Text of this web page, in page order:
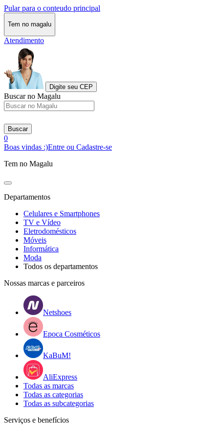
Pular para o conteudo principal
Tem no magalu
Atendimento
Digite seu CEP
Buscar no Magalu
Buscar
0
Boas vindas :)Entre ou Cadastre-se
Tem no Magalu
Departamentos
Celulares e Smartphones
TV e Vídeo
Eletrodomésticos
Móveis
Informática
Moda
Todos os departamentos
Nossas marcas e parceiros
Netshoes
Epoca Cosméticos
KaBuM!
AliExpress
Todas as marcas
Todas as categorias
Todas as subcategorias
Serviços e benefícios